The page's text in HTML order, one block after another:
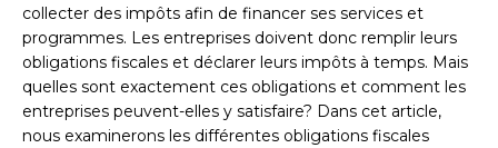
collecter des impôts afin de financer ses services et
programmes. Les entreprises doivent donc remplir leurs
obligations fiscales et déclarer leurs impôts à temps. Mais
quelles sont exactement ces obligations et comment les
entreprises peuvent-elles y satisfaire? Dans cet article,
nous examinerons les différentes obligations fiscales